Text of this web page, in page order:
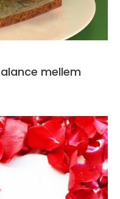
mellem